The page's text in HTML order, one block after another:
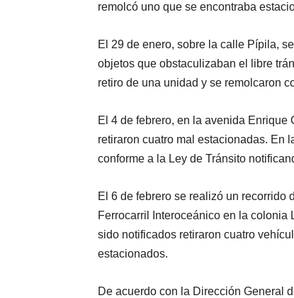
remolcó uno que se encontraba
El 29 de enero, sobre la calle Pípila,
objetos que obstaculizaban el libre
retiro de una unidad y se remolcaron
El 4 de febrero, en la avenida Enrique
retiraron cuatro mal estacionadas. En
conforme a la Ley de Tránsito
El 6 de febrero se realizó un
Ferrocarril Interoceánico en la
sido notificados retiraron cuatro
estacionados.
De acuerdo con la Dirección General